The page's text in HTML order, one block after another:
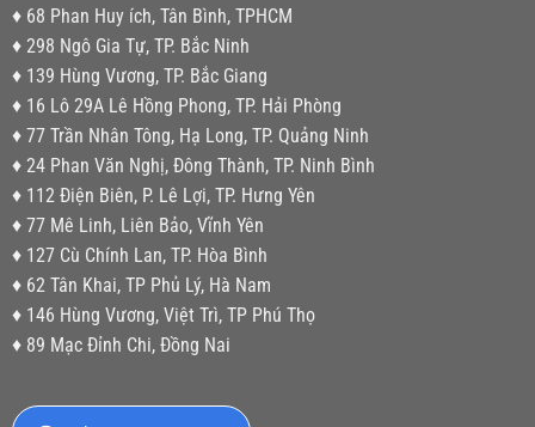
♦ 68 Phan Huy ích, Tân Bình, TPHCM
♦ 298 Ngô Gia Tự, TP. Bắc Ninh
♦ 139 Hùng Vương, TP. Bắc Giang
♦ 16 Lô 29A Lê Hồng Phong, TP. Hải Phòng
♦ 77 Trần Nhân Tông, Hạ Long, TP. Quảng Ninh
♦ 24 Phan Văn Nghị, Đông Thành, TP. Ninh Bình
♦ 112 Điện Biên, P. Lê Lợi, TP. Hưng Yên
♦ 77 Mê Linh, Liên Bảo, Vĩnh Yên
♦ 127 Cù Chính Lan, TP. Hòa Bình
♦ 62 Tân Khai, TP Phủ Lý, Hà Nam
♦ 146 Hùng Vương, Việt Trì, TP Phú Thọ
♦ 89 Mạc Đỉnh Chi, Đồng Nai